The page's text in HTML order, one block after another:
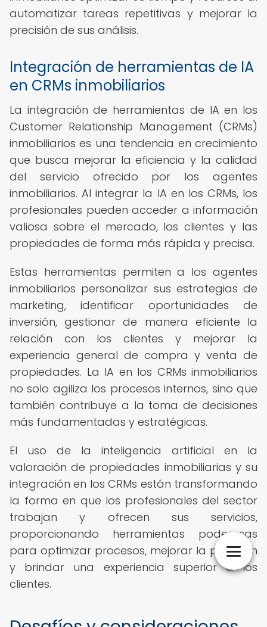
automatizar tareas repetitivas y mejorar la
precisión de sus análisis.
Integración de herramientas de IA
en CRMs inmobiliarios
La integración de herramientas de IA en los
Customer Relationship Management (CRMs)
inmobiliarios es una tendencia en crecimiento
que busca mejorar la eficiencia y la calidad
del servicio ofrecido por los agentes
inmobiliarios. Al integrar la IA en los CRMs, los
profesionales pueden acceder a información
valiosa sobre el mercado, los clientes y las
propiedades de forma más rápida y precisa.
Estas herramientas permiten a los agentes
inmobiliarios personalizar sus estrategias de
marketing, identificar oportunidades de
inversión, gestionar de manera eficiente la
relación con los clientes y mejorar la
experiencia general de compra y venta de
propiedades. La IA en los CRMs inmobiliarios
no solo agiliza los procesos internos, sino que
también contribuye a la toma de decisiones
más fundamentadas y estratégicas.
El uso de la inteligencia artificial en la
valoración de propiedades inmobiliarias y su
integración en los CRMs están transformando
la forma en que los profesionales del sector
trabajan y ofrecen sus servicios,
proporcionando herramientas poderosas
para optimizar procesos, mejorar la precisión
y brindar una experiencia superior a los
clientes.